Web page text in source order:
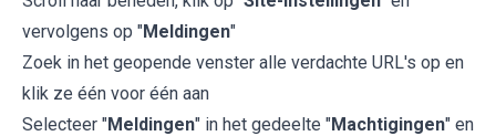
vervolgens op "Meldingen"
Zoek in het geopende venster alle verdachte URL's op en
klik ze één voor één aan
Selecteer "Meldingen" in het gedeelte "Machtigingen" en